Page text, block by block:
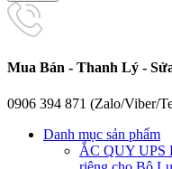
Mua Bán - Thanh Lý -
0906 394 871 (Zalo/Viber/
Danh mục sản phẩm
ẮC QUY UPS